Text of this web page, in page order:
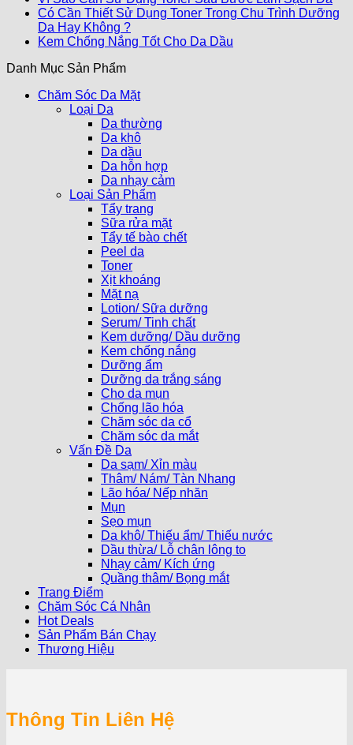
Có Cần Thiết Sử Dụng Toner Trong Chu Trình Dưỡng
Da Hay Không ?
Kem Chống Nắng Tốt Cho Da Dầu
Danh Mục Sản Phẩm
Chăm Sóc Da Mặt
Loại Da
Da thường
Da khô
Da dầu
Da hỗn hợp
Da nhạy cảm
Loại Sản Phẩm
Tẩy trang
Sữa rửa mặt
Tẩy tế bào chết
Peel da
Toner
Xịt khoáng
Mặt nạ
Lotion/ Sữa dưỡng
Serum/ Tinh chất
Kem dưỡng/ Dầu dưỡng
Kem chống nắng
Dưỡng ẩm
Dưỡng da trắng sáng
Cho da mụn
Chống lão hóa
Chăm sóc da cổ
Chăm sóc da mắt
Vấn Đề Da
Da sạm/ Xỉn màu
Thâm/ Nám/ Tàn Nhang
Lão hóa/ Nếp nhăn
Mụn
Sẹo mụn
Da khô/ Thiếu ẩm/ Thiếu nước
Dầu thừa/ Lỗ chân lông to
Nhạy cảm/ Kích ứng
Quầng thâm/ Bọng mắt
Trang Điểm
Chăm Sóc Cá Nhân
Hot Deals
Sản Phẩm Bán Chạy
Thương Hiệu
Thông Tin Liên Hệ